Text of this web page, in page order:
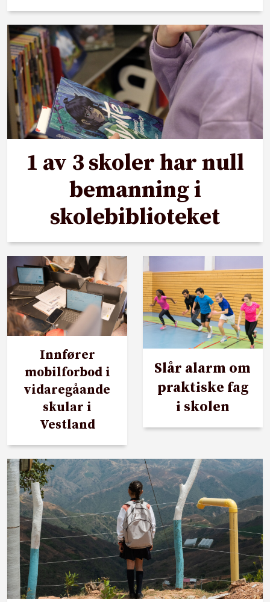
1 av 3 skoler har null
bemanning i
skolebiblioteket
Innfører
mobilforbod i
vidaregåande
skular i
Vestland
Slår alarm om
praktiske fag
i skolen